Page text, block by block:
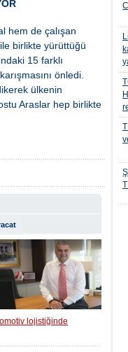
hem de çalışan
birlikte yürüttüğü
15 farklı
önledi.
ülkenin
Araslar hep birlikte
lojistiğinde